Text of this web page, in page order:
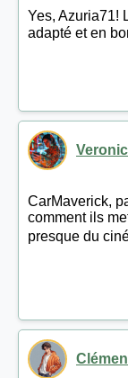
Yes, Azuria71!
adapté et en
CarMaverick,
comment ils
presque du